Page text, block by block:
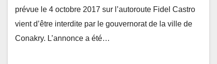
prévue le 4 octobre 2017 sur l’autoroute Fidel Castro
vient d’être interdite par le gouvernorat de la ville de
Conakry. L’annonce a été…